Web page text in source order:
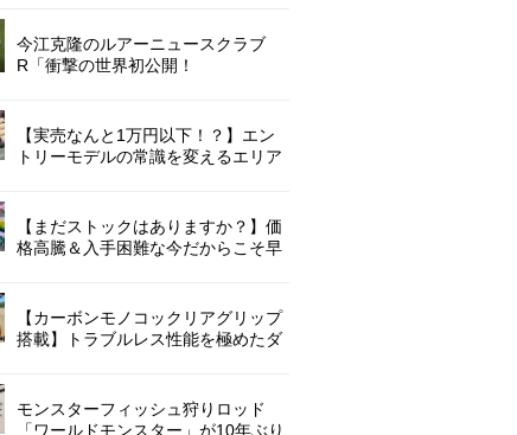
今江克隆のルアーニュースクラブ
R「衝撃の世界初公開！
【実売なんと1万円以下！？】エン
トリーモデルの常識を変えるエリア
【まだストックはありますか？】価
格高騰＆入手困難な今だからこそ早
【カーボンモノコックリアグリップ
搭載】トラブルレス性能を極めたダ
モンスターフィッシュ狩りロッド
「ワールドモンスター」が10年ぶり